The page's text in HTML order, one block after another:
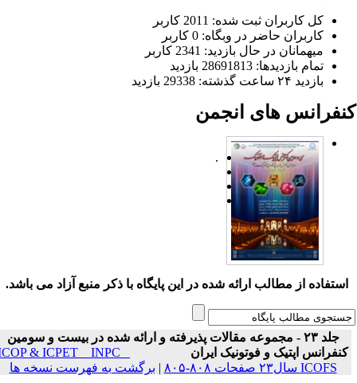
کل کاربران ثبت شده: 2011 کاربر
کاربران حاضر در وبگاه: 0 کاربر
میهمانان در حال بازدید: 2341 کاربر
تمام بازدید‌ها: 28691813 بازدید
بازدید ۲۴ ساعت گذشته: 29338 بازدید
های انجمن
.
استفاده از مطالب ارائه شده در این پایگاه با ذکر منبع آزاد می باشد.
جلد ۲۳ - مجموعه مقالات پذیرفته و ارائه شده در بیست و سومین
کنفرانس اپتیک و فوتونیک ایران
ICOP & ICPET _ INPC _
ICOFS سال۲۳ صفحات ۸۰۸-۸۰۵
| برگشت به فهرست نسخه ها